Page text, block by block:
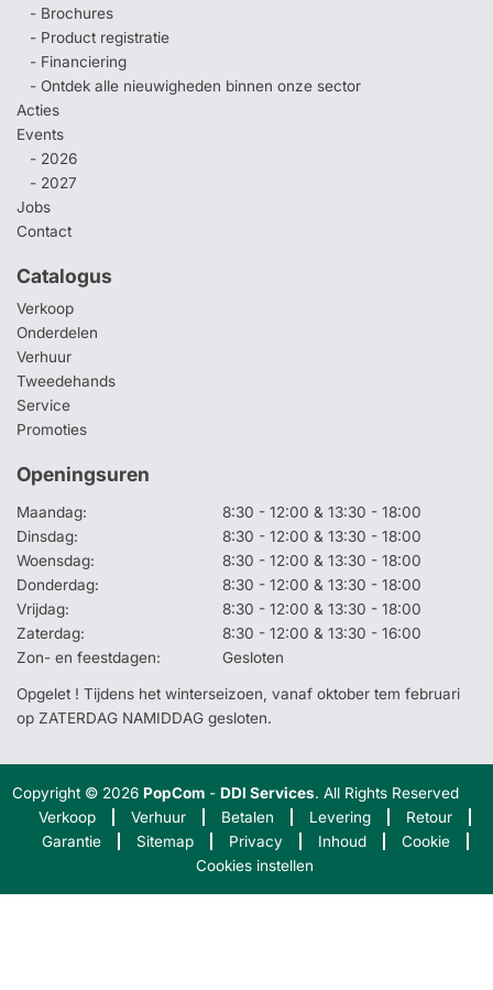
- Brochures
- Product registratie
- Financiering
- Ontdek alle nieuwigheden binnen onze sector
Acties
Events
- 2026
- 2027
Jobs
Contact
Catalogus
Verkoop
Onderdelen
Verhuur
Tweedehands
Service
Promoties
Openingsuren
Maandag:
8:30 - 12:00 & 13:30 - 18:00
Dinsdag:
8:30 - 12:00 & 13:30 - 18:00
Woensdag:
8:30 - 12:00 & 13:30 - 18:00
Donderdag:
8:30 - 12:00 & 13:30 - 18:00
Vrijdag:
8:30 - 12:00 & 13:30 - 18:00
Zaterdag:
8:30 - 12:00 & 13:30 - 16:00
Zon- en feestdagen:
Gesloten
Opgelet ! Tijdens het winterseizoen, vanaf oktober tem februari
op ZATERDAG NAMIDDAG gesloten.
Copyright © 2026PopCom -DDI Services. All Rights Reserved
Verkoop
Verhuur Betalen Levering
Retour
Garantie
Sitemap Privacy Inhoud
Cookie
Cookies instellen